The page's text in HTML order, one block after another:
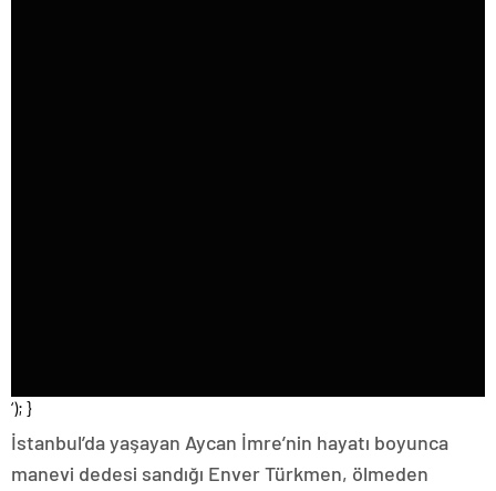
‘); }
İstanbul’da yaşayan Aycan İmre’nin hayatı boyunca
manevi dedesi sandığı Enver Türkmen, ölmeden